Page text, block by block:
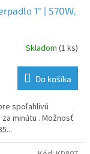
1" | 570W,
Skladom (1 ks)
Do košíka
spoľahlivú
minútu . Možnosť